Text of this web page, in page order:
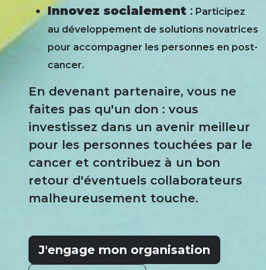
Innovez socialement : Participez
au développement de solutions novatrices
pour accompagner les personnes en post-
cancer.
En devenant partenaire, vous ne
faites pas qu'un don : vous
investissez dans un avenir meilleur
pour les personnes touchées par le
cancer et contribuez à un bon
retour d'éventuels collaborateurs
malheureusement touche.
J'engage mon organisation